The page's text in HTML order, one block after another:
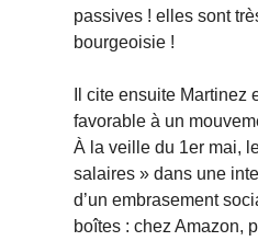
passives ! elles sont
bourgeoisie !
Il cite ensuite
favorable à un
À la veille du 1er mai,
salaires » dans une
d’un embrasement
boîtes : chez Amazon,